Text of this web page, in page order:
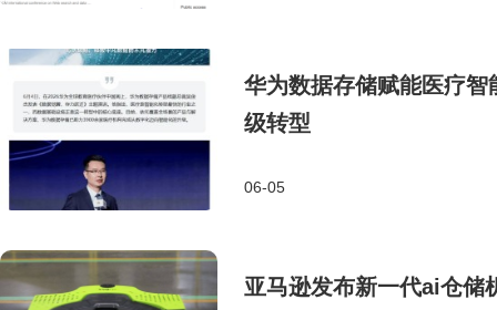
华为数据存储赋能医疗
级转型
06-05
亚马逊发布新一代ai仓储